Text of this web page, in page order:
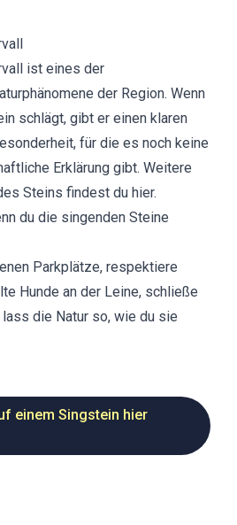
ist eines der
der Region. Wenn
schlägt, gibt er einen klaren
für die es noch keine
Erklärung gibt. Weitere
Steins findest du hier.
du die singenden Steine
Parkplätze, respektiere
Hunde an der Leine, schließe
lass die Natur so, wie du sie
einem Singstein hier